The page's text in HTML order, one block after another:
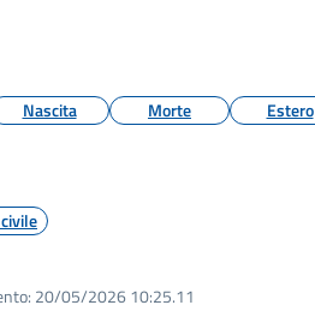
Nascita Morte Estero
20/05/2026 10:25.11